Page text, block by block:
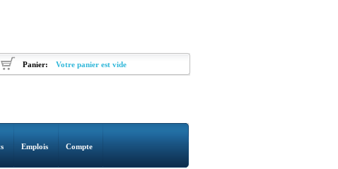
Panier: Votre panier est vide
Emplois Compte